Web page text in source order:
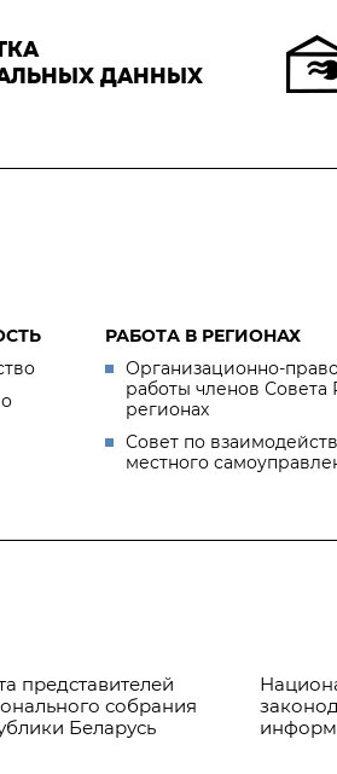
ДАННЫХ
РАБОТА В РЕГИОНАХ
Организационно-
работы членов Совета
регионах
Совет по
местного
представителей
собрания
Беларусь